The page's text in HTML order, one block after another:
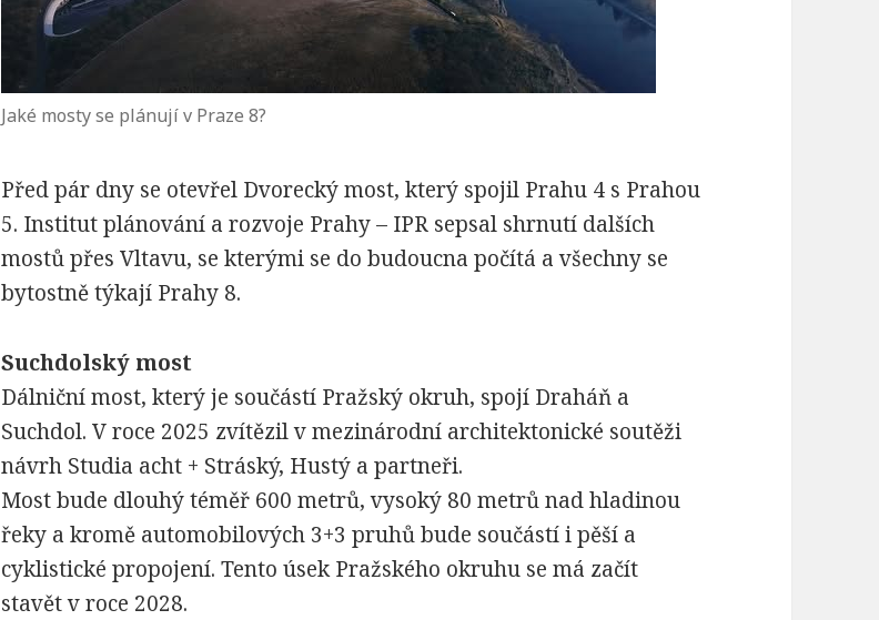
Jaké mosty se plánují v Praze 8?
Před pár dny se otevřel Dvorecký most, který spojil Prahu 4 s Prahou
5. Institut plánování a rozvoje Prahy – IPR sepsal shrnutí dalších
mostů přes Vltavu, se kterými se do budoucna počítá a všechny se
bytostně týkají Prahy 8.
Suchdolský most
Dálniční most, který je součástí Pražský okruh, spojí Draháň a
Suchdol. V roce 2025 zvítězil v mezinárodní architektonické soutěži
návrh Studia acht + Stráský, Hustý a partneři.
Most bude dlouhý téměř 600 metrů, vysoký 80 metrů nad hladinou
řeky a kromě automobilových 3+3 pruhů bude součástí i pěší a
cyklistické propojení. Tento úsek Pražského okruhu se má začít
stavět v roce 2028.